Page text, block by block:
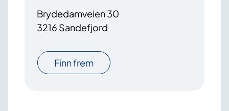
Brydedamveien 30
3216 Sandefjord
Finn frem